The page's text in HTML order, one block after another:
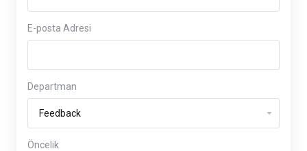
E-posta Adresi
Departman
Öncelik